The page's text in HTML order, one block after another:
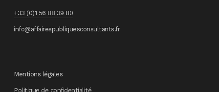
+33 (0)1 56 88 39 80
info@affairespubliquesconsultants.fr
Mentions légales
Politique de confidentialité